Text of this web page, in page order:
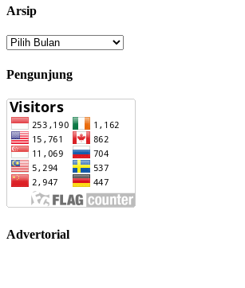
Arsip
Arsip
Pengunjung
Advertorial